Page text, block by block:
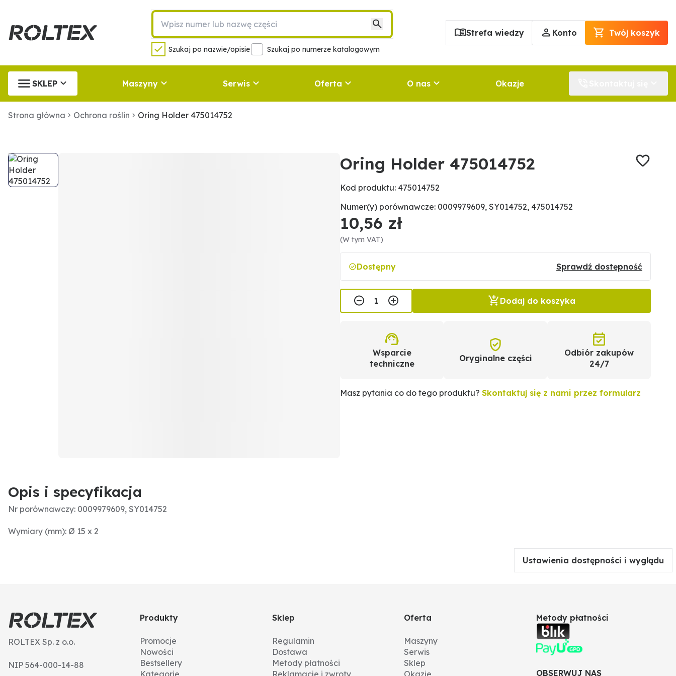
Szukaj po nazwie/opisie Szukaj po numerze katalogowym
Strefa wiedzy Konto Twój koszyk
SKLEP Maszyny Serwis Oferta O nas Okazje
Strona główna Ochrona roślin Oring Holder 475014752
Oring Holder 475014752
Kod produktu: 475014752
Numer(y) porównawcze: 0009979609, SY014752, 475014752
10,56 zł
(W tym VAT)
Dostępny Sprawdź dostępność
Dodaj do koszyka
Wsparcie
techniczne
Oryginalne części
Odbiór zakupów
24/7
Masz pytania co do tego produktu? Skontaktuj się z nami przez formularz
Opis i specyfikacja
Nr porównawczy: 0009979609, SY014752
Wymiary (mm): Ø 15 x 2
Ustawienia dostępności i wyglądu
ROLTEX Sp. z o.o.
NIP 564-000-14-88
Produkty
Promocje
Nowości
Bestsellery
Kategorie
Sklep
Regulamin
Dostawa
Metody płatności
Reklamacje i zwroty
Oferta
Maszyny
Serwis
Sklep
Okazje
Metody płatności
OBSERWUJ NAS